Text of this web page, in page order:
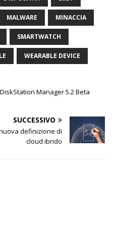
MALWARE MINACCIA
SMARTWATCH
WEARABLE DEVICE
Manager 5.2 Beta
SUCCESSIVO
definizione di
cloud ibrido